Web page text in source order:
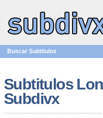
Buscar Subtitulos
Subtitulos
Subdivx